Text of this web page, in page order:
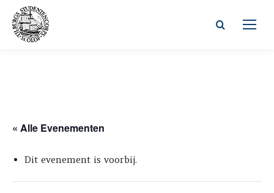
Zoeken:
« Alle Evenementen
Dit evenement is voorbij.